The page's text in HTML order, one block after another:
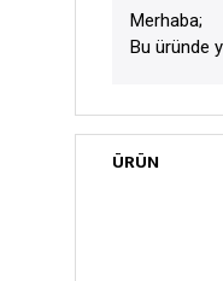
Merhaba;
Bu üründe
ÜRÜN